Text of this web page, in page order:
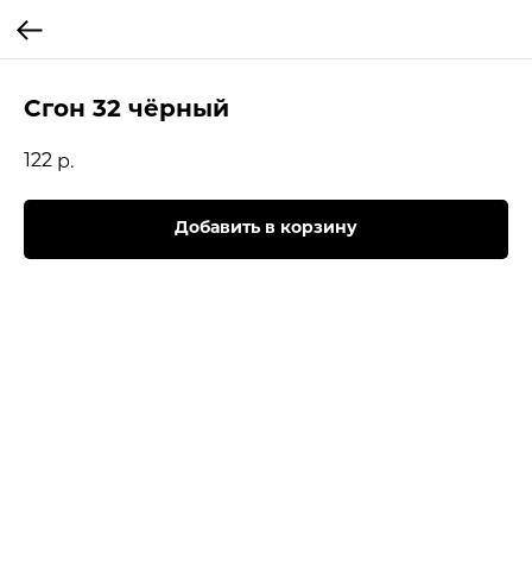
Сгон 32 чёрный
122 р.
Добавить в корзину